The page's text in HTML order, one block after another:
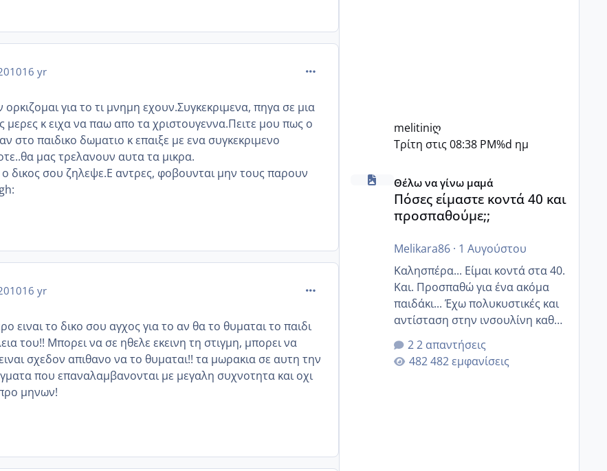
16 yr comment_508742
για το τι μνημη εχουν.Συγκεκριμενα, πηγα σε μια
μερες κ ειχα να παω απο τα χριστουγεννα.Πειτε μου πως ο
στο παιδικο δωματιο κ επαιξε με ενα συγκεκριμενο
μας τρελανουν αυτα τα μικρα.
δικος σου ζηλεψε.Ε αντρες, φοβουνται μην τους παρουν
16 yr comment_509011
ειναι το δικο σου αγχος για το αν θα το θυμαται το παιδι
του!! Μπορει να σε ηθελε εκεινη τη στιγμη, μπορει να
σχεδον απιθανο να το θυμαται!! τα μωρακια σε αυτη την
που επαναλαμβανονται με μεγαλη συχνοτητα και οχι
μηνων!
melitiniღ
Τρίτη στις 08:38 PM%d ημ
Πόσες είμαστε κοντά 40 και προσπαθούμε;;
Θέλω να γίνω μαμά
Πόσες είμαστε κοντά 40 και
προσπαθούμε;;
Melikara86· 1 Αυγούστου
Καλησπέρα... Είμαι κοντά στα 40.
Και. Προσπαθώ για ένα ακόμα
παιδάκι... Έχω πολυκυστικές και
αντίσταση στην ινσουλίνη καθώς
και χάσιμοτο! Έχω λίγα κιλά
παραπάνω και όσο κ αν
προσπαθώ δεν χάνω εύκολα!
2 απαντήσεις
482 εμφανίσεις